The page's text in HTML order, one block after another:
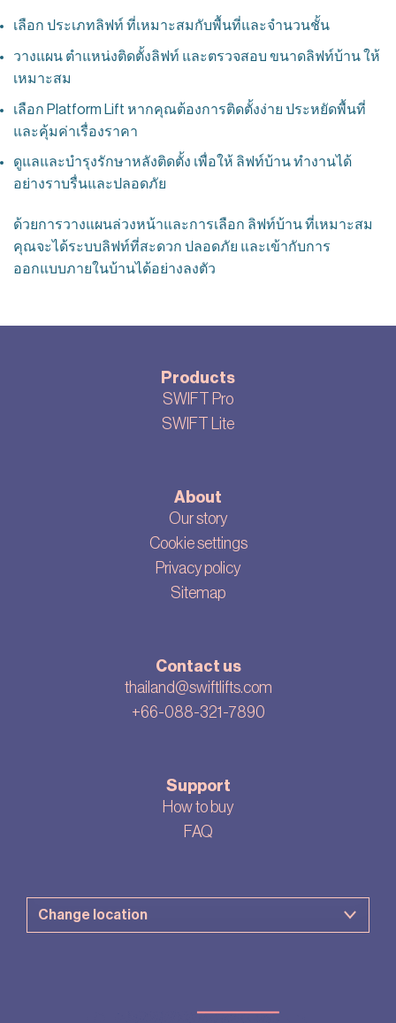
เลือก ประเภทลิฟท์ ที่เหมาะสมกับพื้นที่และจำนวนชั้น
วางแผน ตำแหน่งติดตั้งลิฟท์ และตรวจสอบ ขนาดลิฟท์บ้าน ให้
เหมาะสม
เลือก Platform Lift หากคุณต้องการติดตั้งง่าย ประหยัดพื้นที่
และคุ้มค่าเรื่องราคา
ดูแลและบำรุงรักษาหลังติดตั้ง เพื่อให้ ลิฟท์บ้าน ทำงานได้
อย่างราบรื่นและปลอดภัย
ด้วยการวางแผนล่วงหน้าและการเลือก ลิฟท์บ้าน ที่เหมาะสม
คุณจะได้ระบบลิฟท์ที่สะดวก ปลอดภัย และเข้ากับการ
ออกแบบภายในบ้านได้อย่างลงตัว
Products
SWIFT Pro
SWIFT Lite
About
Our story
Cookie settings
Privacy policy
Sitemap
Contact us
thailand@swiftlifts.com
+66-088-321-7890
Support
How to buy
FAQ